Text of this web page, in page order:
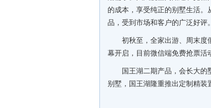
的成本，享受纯正的别墅生活
品，受到市场和客户的广泛好评。
初秋至，全家出游、周末度
幕开启，目前微信端免费抢票活
国王湖二期产品，会长大的
别墅，国王湖隆重推出定制精装